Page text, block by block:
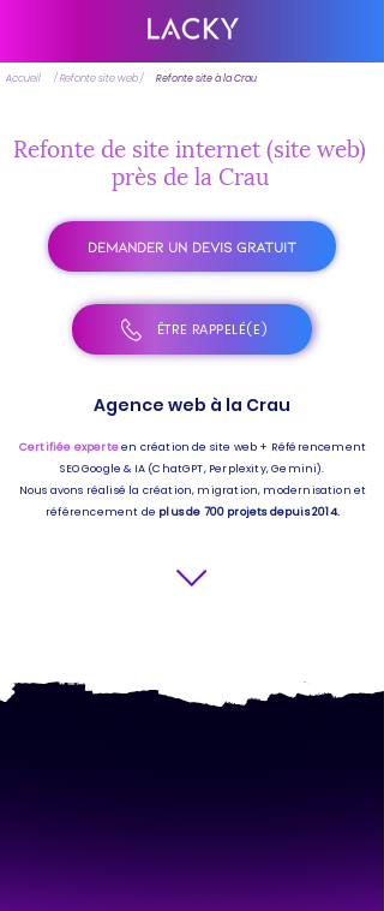
Accueil / Refonte site web / Refonte site à la Crau
Refonte de site internet (site web)
près de la Crau
DEMANDER UN DEVIS GRATUIT
ÊTRE RAPPELÉ(E)
Agence web à la Crau
Certifiée experteen création de site web + Référencement
SEO Google & IA (ChatGPT, Perplexity, Gemini).
Nous avons réalisé la création, migration, modernisation et
référencement de plus de 700 projets depuis 2014.